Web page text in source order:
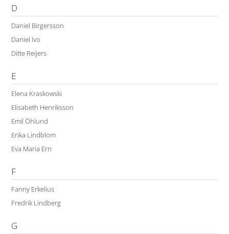
D
Daniel Birgersson
Daniel Ivo
Ditte Reijers
E
Elena Kraskowski
Elisabeth Henriksson
Emil Öhlund
Erika Lindblom
Eva Maria Ern
F
Fanny Erkelius
Fredrik Lindberg
G